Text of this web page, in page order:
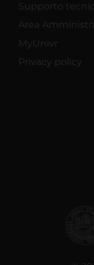
Supporto
Area
MyUnivr
Privacy policy